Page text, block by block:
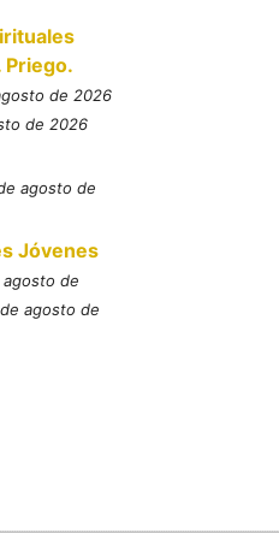
Priego.
de 2026
de 2026
agosto de
Jóvenes
de
agosto de